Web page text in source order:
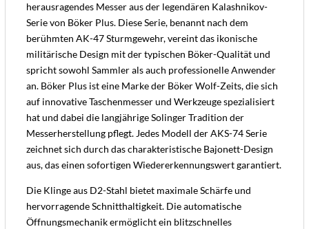
herausragendes Messer aus der legendären Kalashnikov-
Serie von Böker Plus. Diese Serie, benannt nach dem
berühmten AK-47 Sturmgewehr, vereint das ikonische
militärische Design mit der typischen Böker-Qualität und
spricht sowohl Sammler als auch professionelle Anwender
an. Böker Plus ist eine Marke der Böker Wolf-Zeits, die sich
auf innovative Taschenmesser und Werkzeuge spezialisiert
hat und dabei die langjährige Solinger Tradition der
Messerherstellung pflegt. Jedes Modell der AKS-74 Serie
zeichnet sich durch das charakteristische Bajonett-Design
aus, das einen sofortigen Wiedererkennungswert garantiert.
Die Klinge aus D2-Stahl bietet maximale Schärfe und
hervorragende Schnitthaltigkeit. Die automatische
Öffnungsmechanik ermöglicht ein blitzschnelles